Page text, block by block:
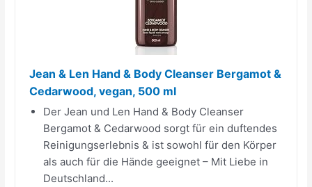
Jean & Len Hand & Body Cleanser Bergamot &
Cedarwood, vegan, 500 ml
Der Jean und Len Hand & Body Cleanser
Bergamot & Cedarwood sorgt für ein duftendes
Reinigungserlebnis & ist sowohl für den Körper
als auch für die Hände geeignet – Mit Liebe in
Deutschland...